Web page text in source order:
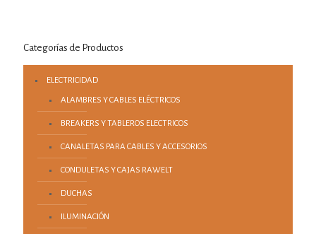
Categorías de Productos
ELECTRICIDAD
ALAMBRES Y CABLES ELÉCTRICOS
BREAKERS Y TABLEROS ELECTRICOS
CANALETAS PARA CABLES Y ACCESORIOS
CONDULETAS Y CAJAS RAWELT
DUCHAS
ILUMINACIÓN